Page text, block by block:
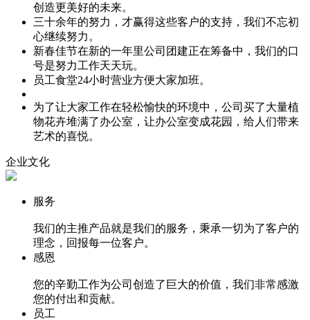
创造更美好的未来。
三十余年的努力，才赢得这些客户的支持，我们不忘初
心继续努力。
新春佳节在新的一年里公司团建正在筹备中，我们的口
号是努力工作天天玩。
员工食堂24小时营业方便大家加班。
为了让大家工作在轻松愉快的环境中，公司买了大量植
物花卉堆满了办公室，让办公室变成花园，给人们带来
艺术的喜悦。
企业文化
服务
我们的主推产品就是我们的服务，秉承一切为了客户的
理念，回报每一位客户。
感恩
您的辛勤工作为公司创造了巨大的价值，我们非常感激
您的付出和贡献。
员工